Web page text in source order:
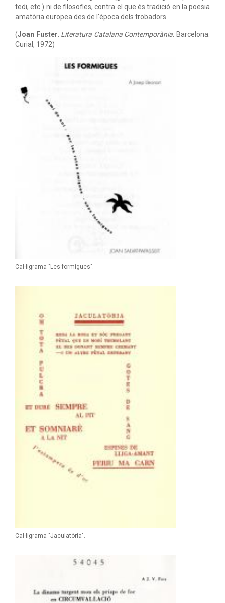
Cal·ligrama "Les formigues".
Cal·ligrama "Jaculatòria".
tedi, etc.) ni de filosofies, contra el que és tradició en la poesia
amatòria europea des de l'època dels trobadors.
(Joan Fuster Literatura Catalana Contemporània . Barcelona:
Curial, 1972)